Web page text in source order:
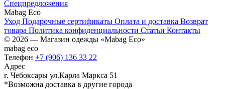
Спецпредложения
Mabag Eco
Уход Подарочные сертификаты Оплата и доставка Возврат
товара Политика конфиденциальности Статьи Контакты
© 2026 — Магазин одежды «Mabag Eco»
mabag eco
Телефон +7 (906) 136 33 22
Адрес
г. Чебоксары ул.Карла Маркса 51
*Возможна доставка в другие города